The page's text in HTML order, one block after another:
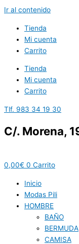
Ir al contenido
Tienda
Mi cuenta
Carrito
Tienda
Mi cuenta
Carrito
Tlf. 983 34 19 30
C/. Morena,
0,00€ 0 Carrito
Inicio
Modas Pili
HOMBRE
BAÑO
BERMUDA
CAMISA